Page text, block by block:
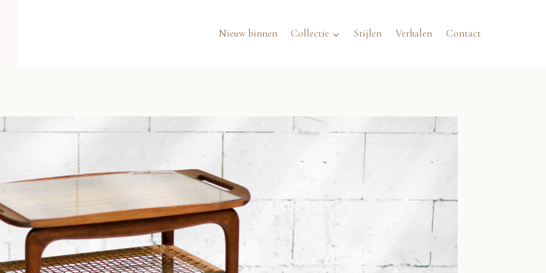
Nieuw binnen Collectie Stijlen Verhalen Contact